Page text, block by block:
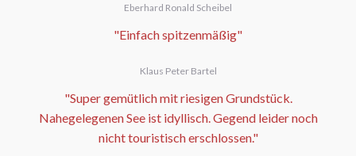
Eberhard Ronald Scheibel
"Einfach spitzenmäßig"
Klaus Peter Bartel
"Super gemütlich mit riesigen Grundstück.
Nahegelegenen See ist idyllisch. Gegend leider noch
nicht touristisch erschlossen."